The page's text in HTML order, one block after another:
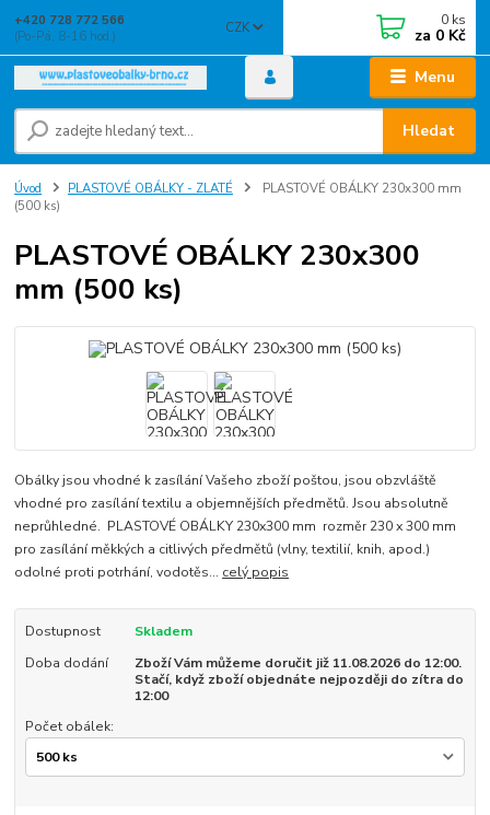
Menu
CZK
Hledat
+420 728 772 566
(Po-Pá, 8-16 hod.)
0 ks
za 0 Kč
Úvod PLASTOVÉ OBÁLKY - ZLATÉ
PLASTOVÉ OBÁLKY 230x300 mm
(500 ks)
PLASTOVÉ OBÁLKY 230x300
mm (500 ks)
Obálky jsou vhodné k zasílání Vašeho zboží poštou, jsou obzvláště
vhodné pro zasílání textilu a objemnějších předmětů. Jsou absolutně
neprůhledné. PLASTOVÉ OBÁLKY 230x300 mm rozměr 230 x 300 mm
pro zasílání měkkých a citlivých předmětů (vlny, textilií, knih, apod.)
odolné proti potrhání, vodotěs... celý popis
Dostupnost
Skladem
Doba dodání
Zboží Vám můžeme doručit již 11.08.2026 do 12:00.
Stačí, když zboží objednáte nejpozději do zítra do
12:00
Počet obálek: